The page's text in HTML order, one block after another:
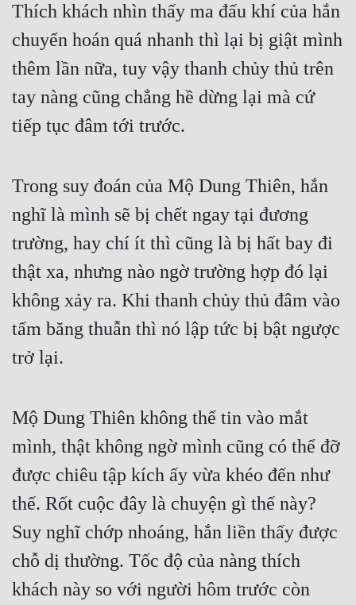
Thích khách nhìn thấy ma đấu khí của hắn
chuyển hoán quá nhanh thì lại bị giật mình
thêm lần nữa, tuy vậy thanh chủy thủ trên
tay nàng cũng chẳng hề dừng lại mà cứ
tiếp tục đâm tới trước.
Trong suy đoán của Mộ Dung Thiên, hắn
nghĩ là mình sẽ bị chết ngay tại đương
trường, hay chí ít thì cũng là bị hất bay đi
thật xa, nhưng nào ngờ trường hợp đó lại
không xảy ra. Khi thanh chủy thủ đâm vào
tấm băng thuẫn thì nó lập tức bị bật ngược
trở lại.
Mộ Dung Thiên không thể tin vào mắt
mình, thật không ngờ mình cũng có thể đỡ
được chiêu tập kích ấy vừa khéo đến như
thế. Rốt cuộc đây là chuyện gì thế này?
Suy nghĩ chớp nhoáng, hắn liền thấy được
chỗ dị thường. Tốc độ của nàng thích
khách này so với người hôm trước còn